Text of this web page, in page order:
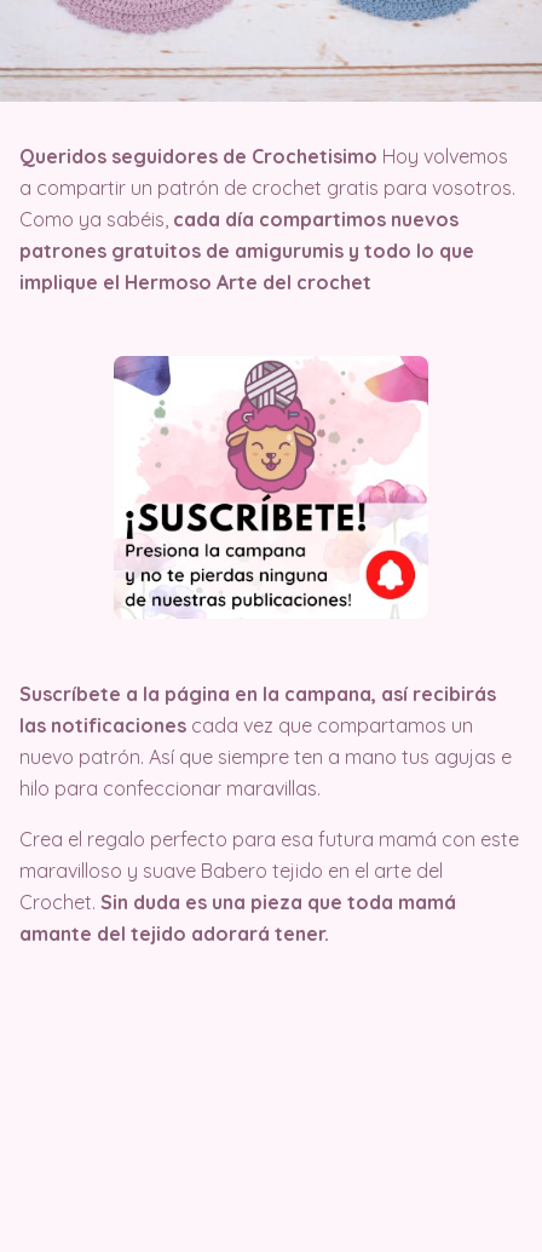
Queridos seguidores de Crochetisimo Hoy volvemos
a compartir un patrón de crochet gratis para vosotros.
Como ya sabéis, cada día compartimos nuevos
patrones gratuitos de amigurumis y todo lo que
implique el Hermoso Arte del crochet
Suscríbete a la página en la campana, así recibirás
las notificaciones cada vez que compartamos un
nuevo patrón. Así que siempre ten a mano tus agujas e
hilo para confeccionar maravillas.
Crea el regalo perfecto para esa futura mamá con este
maravilloso y suave Babero tejido en el arte del
Crochet. Sin duda es una pieza que toda mamá
amante del tejido adorará tener.